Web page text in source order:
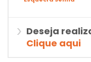
Deseja
Clique aqui